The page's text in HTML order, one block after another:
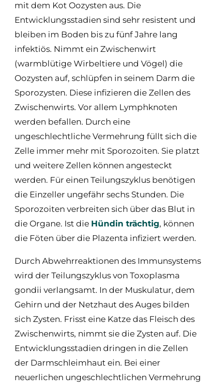
mit dem Kot Oozysten aus. Die
Entwicklungsstadien sind sehr resistent und
bleiben im Boden bis zu fünf Jahre lang
infektiös. Nimmt ein Zwischenwirt
(warmblütige Wirbeltiere und Vögel) die
Oozysten auf, schlüpfen in seinem Darm die
Sporozysten. Diese infizieren die Zellen des
Zwischenwirts. Vor allem Lymphknoten
werden befallen. Durch eine
ungeschlechtliche Vermehrung füllt sich die
Zelle immer mehr mit Sporozoiten. Sie platzt
und weitere Zellen können angesteckt
werden. Für einen Teilungszyklus benötigen
die Einzeller ungefähr sechs Stunden. Die
Sporozoiten verbreiten sich über das Blut in
die Organe. Ist die Hündin trächtig, können
die Föten über die Plazenta infiziert werden.
Durch Abwehrreaktionen des Immunsystems
wird der Teilungszyklus von Toxoplasma
gondii verlangsamt. In der Muskulatur, dem
Gehirn und der Netzhaut des Auges bilden
sich Zysten. Frisst eine Katze das Fleisch des
Zwischenwirts, nimmt sie die Zysten auf. Die
Entwicklungsstadien dringen in die Zellen
der Darmschleimhaut ein. Bei einer
neuerlichen ungeschlechtlichen Vermehrung